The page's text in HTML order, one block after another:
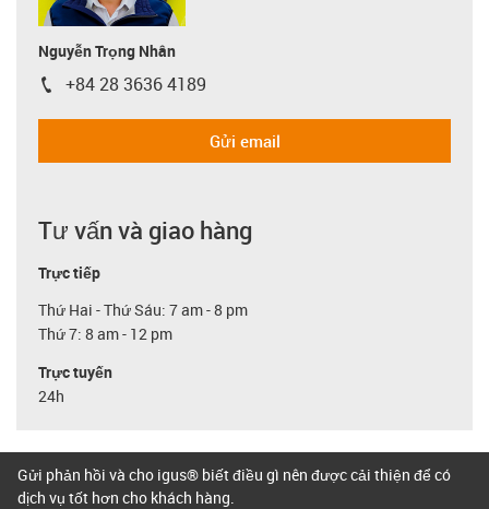
Nguyễn Trọng Nhân
igus-icon-phone
+84 28 3636 4189
Gửi email
Tư vấn và giao hàng
Trực tiếp
Thứ Hai - Thứ Sáu: 7 am - 8 pm
Thứ 7: 8 am - 12 pm
Trực tuyến
24h
Gửi phản hồi và cho igus® biết điều gì nên được cải thiện để có
dịch vụ tốt hơn cho khách hàng.